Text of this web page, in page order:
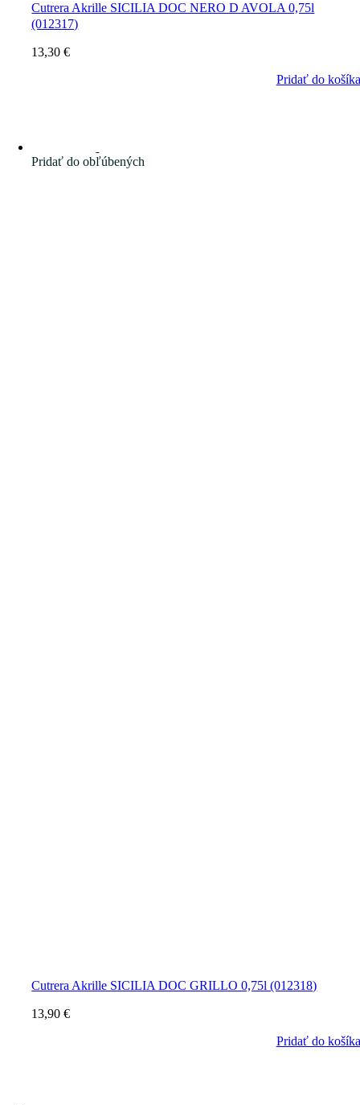
Cutrera Akrille SICILIA DOC NERO D AVOLA 0,75l
(012317)
13,30€
Pridať do košíka
Pridať do obľúbených
Cutrera Akrille SICILIA DOC GRILLO 0,75l (012318)
13,90€
Pridať do košíka